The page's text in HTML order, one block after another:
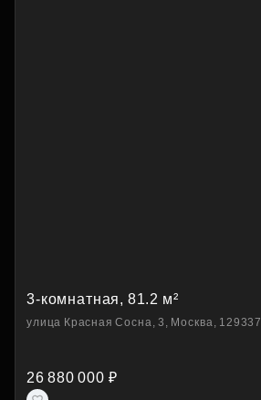
3-комнатная, 81.2 м²
улица Красная Сосна, 3, Москва, 129337
26 880 000 ₽